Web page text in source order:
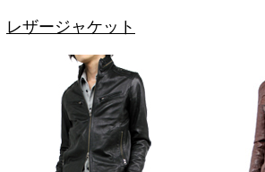
レザージャケット